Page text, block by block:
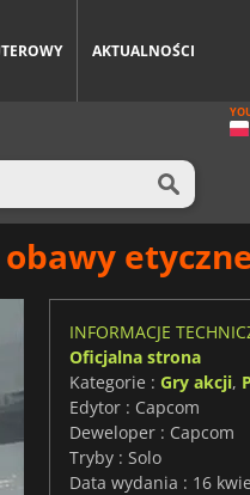
AKTUALNOŚCI
INFORMACJE
Oficjalna strona
Kategorie : Gry akcji,
Edytor : Capcom
Deweloper : Capcom
Tryby : Solo
Data wydania : 16